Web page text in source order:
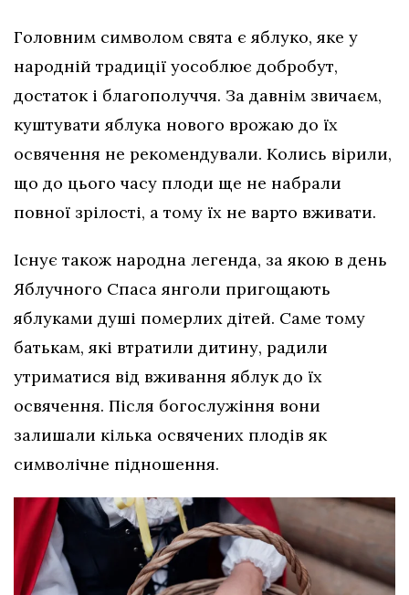
Головним символом свята є яблуко, яке у
народній традиції уособлює добробут,
достаток і благополуччя. За давнім звичаєм,
куштувати яблука нового врожаю до їх
освячення не рекомендували. Колись вірили,
що до цього часу плоди ще не набрали
повної зрілості, а тому їх не варто вживати.
Існує також народна легенда, за якою в день
Яблучного Спаса янголи пригощають
яблуками душі померлих дітей. Саме тому
батькам, які втратили дитину, радили
утриматися від вживання яблук до їх
освячення. Після богослужіння вони
залишали кілька освячених плодів як
символічне підношення.